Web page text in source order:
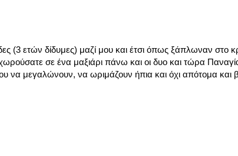
(3 ετών δίδυμες) μαζί μου και έτσι όπως ξάπλωναν στο
σε ένα μαξιάρι πάνω και οι δυο και τώρα
να μεγαλώνουν, να ωριμάζουν ήπια και όχι απότομα και